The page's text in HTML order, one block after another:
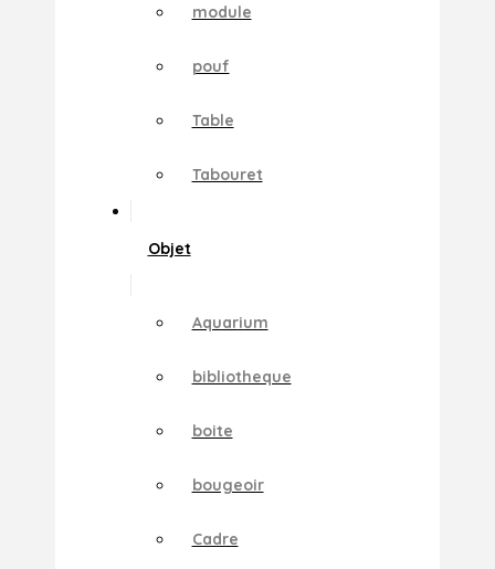
module
pouf
Table
Tabouret
Objet
Aquarium
bibliotheque
boite
bougeoir
Cadre